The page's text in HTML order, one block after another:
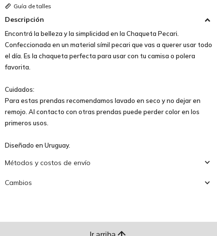
Guía de talles
Descripción
Encontrá la belleza y la simplicidad en la Chaqueta Pecari.
Confeccionada en un material símil pecari que vas a querer usar todo
el día. Es la chaqueta perfecta para usar con tu camisa o polera
favorita.
Cuidados:
Para estas prendas recomendamos lavado en seco y no dejar en
remojo. Al contacto con otras prendas puede perder color en los
primeros usos.
Diseñado en Uruguay.
Métodos y costos de envío
Cambios